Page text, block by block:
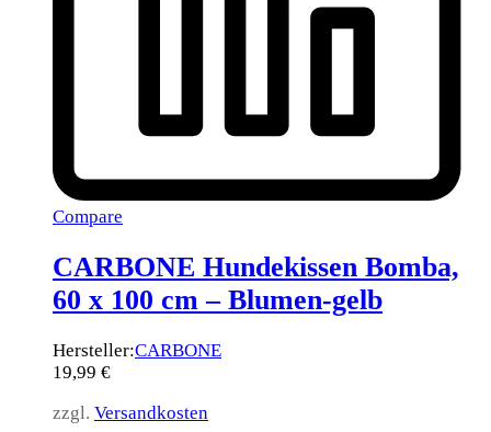
Compare
CARBONE Hundekissen Bomba,
60 x 100 cm – Blumen-gelb
Hersteller:CARBONE
19,99 €
zzgl. Versandkosten